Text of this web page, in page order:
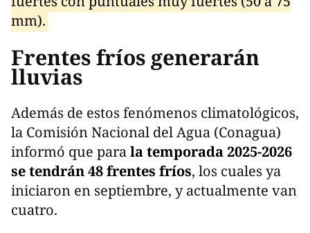
mm).
Frentes fríos generarán
lluvias
Además de estos fenómenos climatológicos,
la Comisión Nacional del Agua (Conagua)
informó que parala temporada 2025-2026
se tendrán 48 frentes fríos, los cuales ya
iniciaron en septiembre, y actualmente van
cuatro.